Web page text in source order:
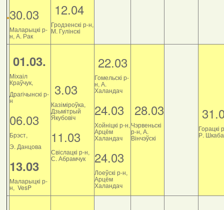
30.03
Маларыцкі р-
н, А. Рак
12.04
Гродзенскі р-н,
М. Гулінскі
01.03.
Міхаіл
Краўчук,
Драгічынскі р-
н
06.03
Брэст,
Э. Данцова
13.03
Маларыцкі р-
н, VesP
3.03
Казіміроўка,
Дзьмітрый
Якубовіч
11.03
Свіслацкі р-н,
С. Абрамчук
22.03
Гомельскі р-
н, А.
Халандач
24.03
Хойніцкі р-н,
Арцём
Халандач
24.03
Лоеўскі р-н,
Арцём
Халандач
28.03
Чэрвеньскі
р-н, А.
Вінчэўскі
Горацкі
Р.